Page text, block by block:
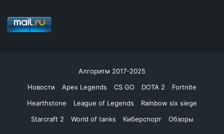
Алгоритм 2017-2025
Новости
Apex Legends CS GO DOTA 2
Fortnite
Hearthstone
League of Legends
Rainbow six siege
Starcraft 2
World of tanks Киберспорт Обзоры